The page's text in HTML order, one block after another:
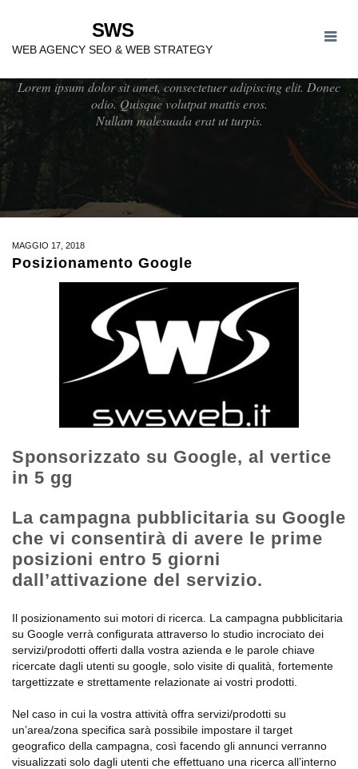
SWS
WEB AGENCY SEO & WEB STRATEGY
Lorem ipsum dolor sit amet, consectetuer adipiscing elit. Donec
odio. Quisque volutpat mattis eros.
Nullam malesuada erat ut turpis.
MAGGIO 17, 2018
Posizionamento Google
Sponsorizzato su Google, al vertice
in 5 gg
La campagna pubblicitaria su Google
che vi consentirà di avere le prime
posizioni entro 5 giorni
dall’attivazione del servizio.
Il posizionamento sui motori di ricerca. La campagna pubblicitaria
su Google verrà configurata attraverso lo studio incrociato dei
servizi/prodotti offerti dalla vostra azienda e le parole chiave
ricercate dagli utenti su google, solo visite di qualità, fortemente
targettizzate e strettamente relazionate ai vostri prodotti.
Nel caso in cui la vostra attività offra servizi/prodotti su
un’area/zona specifica sarà possibile impostare il target
geografico della campagna, così facendo gli annunci verranno
visualizzati solo dagli utenti che effettuano una ricerca all’interno